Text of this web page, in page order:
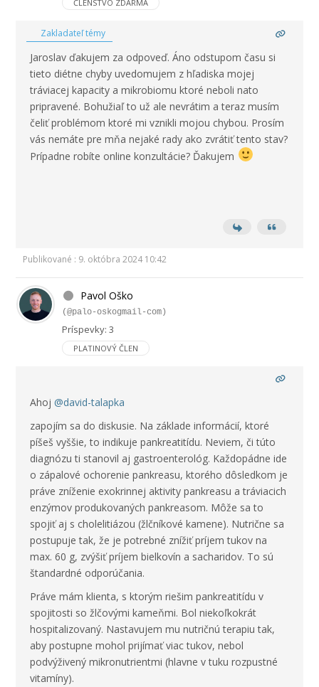
ČLENSTVO ZDARMA
Zakladateľ témy
Jaroslav ďakujem za odpoveď. Áno odstupom času si
tieto diétne chyby uvedomujem z hľadiska mojej
tráviacej kapacity a mikrobiomu ktoré neboli nato
pripravené. Bohužiaľ to už ale nevrátim a teraz musím
čeliť problémom ktoré mi vznikli mojou chybou. Prosím
vás nemáte pre mňa nejaké rady ako zvrátiť tento stav?
Prípadne robíte online konzultácie? Ďakujem
Publikované : 9. októbra 2024 10:42
Pavol Oško
(@palo-oskogmail-com)
Príspevky: 3
PLATINOVÝ ČLEN
Ahoj@david-talapka
zapojím sa do diskusie. Na základe informácií, ktoré
píšeš vyššie, to indikuje pankreatitídu. Neviem, či túto
diagnózu ti stanovil aj gastroenterológ. Každopádne ide
o zápalové ochorenie pankreasu, ktorého dôsledkom je
práve zníženie exokrinnej aktivity pankreasu a tráviacich
enzýmov produkovaných pankreasom. Môže sa to
spojiť aj s cholelitiázou (žlčníkové kamene). Nutrične sa
postupuje tak, že je potrebné znížiť príjem tukov na
max. 60 g, zvýšiť príjem bielkovín a sacharidov. To sú
štandardné odporúčania.
Práve mám klienta, s ktorým riešim pankreatitídu v
spojitosti so žlčovými kameňmi. Bol niekoľkokrát
hospitalizovaný. Nastavujem mu nutričnú terapiu tak,
aby postupne mohol prijímať viac tukov, nebol
podvýživený mikronutrientmi (hlavne v tuku rozpustné
vitamíny).